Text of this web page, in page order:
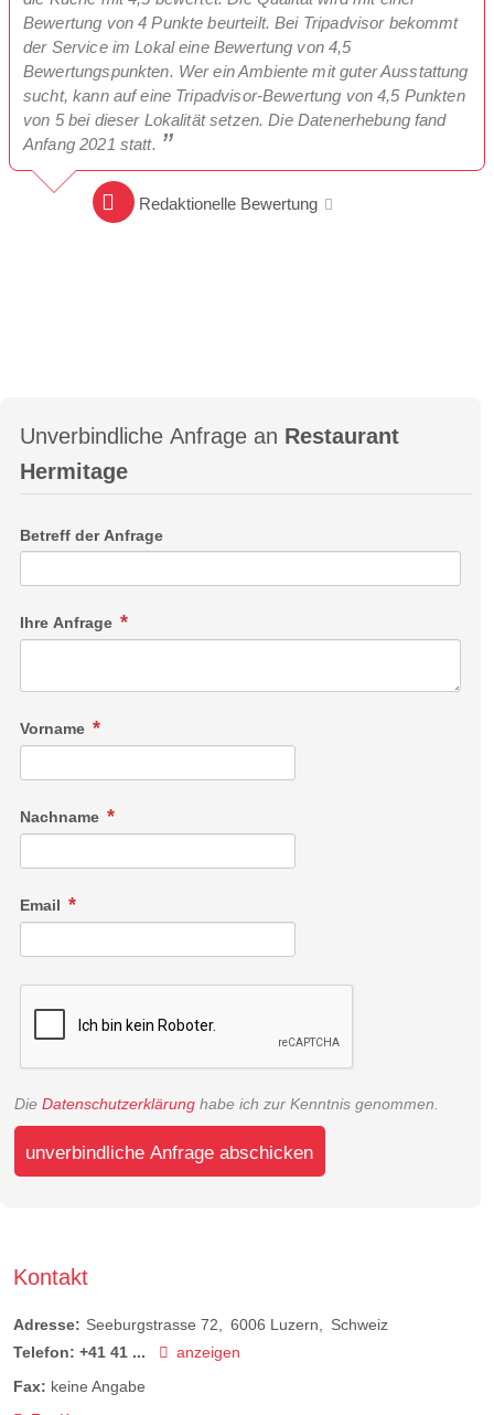
Bewertung von 4 Punkte beurteilt. Bei Tripadvisor bekommt
der Service im Lokal eine Bewertung von 4,5
Bewertungspunkten. Wer ein Ambiente mit guter Ausstattung
sucht, kann auf eine Tripadvisor-Bewertung von 4,5 Punkten
von 5 bei dieser Lokalität setzen. Die Datenerhebung fand
Anfang 2021 statt.
Redaktionelle Bewertung
Unverbindliche Anfrage an Restaurant
Hermitage
Betreff der Anfrage
Ihre Anfrage
Vorname
Nachname
Email
Die Datenschutzerklärung habe ich zur Kenntnis genommen.
unverbindliche Anfrage abschicken
Kontakt
Adresse: Seeburgstrasse 72 6006 Luzern
Schweiz
Telefon: +41 41 ...
anzeigen
Fax: keine Angabe